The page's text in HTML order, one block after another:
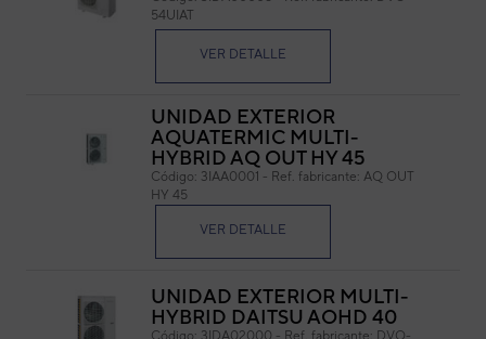
54UIAT
VER DETALLE
UNIDAD EXTERIOR
AQUATERMIC MULTI-
HYBRID AQ OUT HY 45
Código: 3IAA0001 - Ref. fabricante: AQ OUT
HY 45
VER DETALLE
UNIDAD EXTERIOR MULTI-
HYBRID DAITSU AOHD 40
Código: 3IDA02000 - Ref. fabricante: DVO-